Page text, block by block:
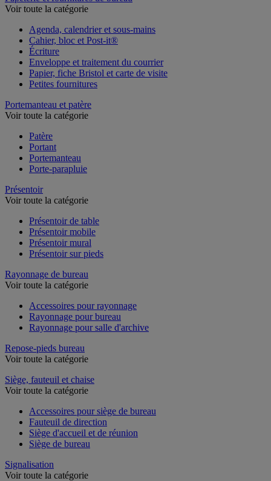
Voir toute la catégorie
Agenda, calendrier et sous-mains
Cahier, bloc et Post-it®
Écriture
Enveloppe et traitement du courrier
Papier, fiche Bristol et carte de visite
Petites fournitures
Portemanteau et patère
Voir toute la catégorie
Patère
Portant
Portemanteau
Porte-parapluie
Présentoir
Voir toute la catégorie
Présentoir de table
Présentoir mobile
Présentoir mural
Présentoir sur pieds
Rayonnage de bureau
Voir toute la catégorie
Accessoires pour rayonnage
Rayonnage pour bureau
Rayonnage pour salle d'archive
Repose-pieds bureau
Voir toute la catégorie
Siège, fauteuil et chaise
Voir toute la catégorie
Accessoires pour siège de bureau
Fauteuil de direction
Siège d'accueil et de réunion
Siège de bureau
Signalisation
Voir toute la catégorie